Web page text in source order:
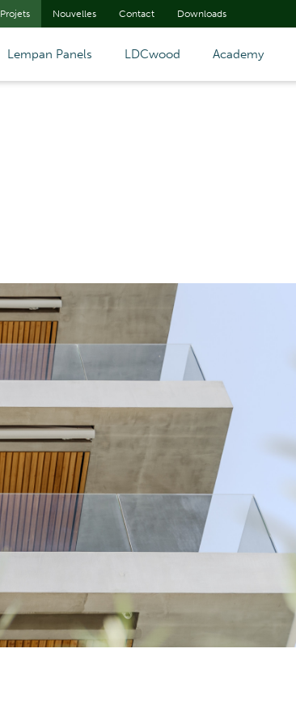
Projets Nouvelles Contact Downloads
Lempan Panels LDCwood Academy